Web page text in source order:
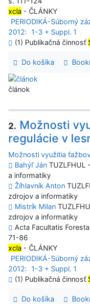
xcla - ČLÁNKY
PERIODIKÁ-Súborný
2012:
1-3 + Suppl. 1
(1) Publikačná činnosť
Do košíka
článok
2. Možnosti
regulácie v
Možnosti využitia
Bahýľ Ján TUZLFHUL
a informatiky
Žíhlavník Anton
zdrojov a informatiky
Mistrík Milan
zdrojov a informatiky
Acta Facultatis
71-86
xcla - ČLÁNKY
PERIODIKÁ-Súborný
2012:
1-3 + Suppl. 1
(1) Publikačná činnosť
Do košíka